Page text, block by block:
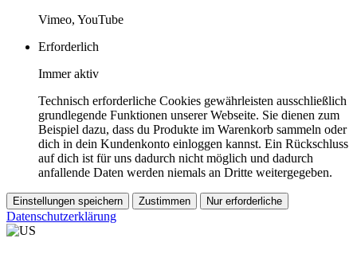
Vimeo, YouTube
Erforderlich
Immer aktiv
Technisch erforderliche Cookies gewährleisten ausschließlich
grundlegende Funktionen unserer Webseite. Sie dienen zum
Beispiel dazu, dass du Produkte im Warenkorb sammeln oder
dich in dein Kundenkonto einloggen kannst. Ein Rückschluss
auf dich ist für uns dadurch nicht möglich und dadurch
anfallende Daten werden niemals an Dritte weitergegeben.
Einstellungen speichern Zustimmen Nur erforderliche
Datenschutzerklärung